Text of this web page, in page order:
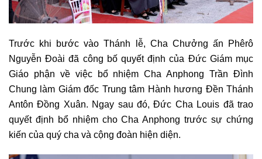
Trước khi bước vào Thánh lễ, Cha Chưởng ấn Phêrô
Nguyễn Đoài đã công bố quyết định của Đức Giám mục
Giáo phận về việc bổ nhiệm Cha Anphong Trần Đình
Chung làm Giám đốc Trung tâm Hành hương Đền Thánh
Antôn Đồng Xuân. Ngay sau đó, Đức Cha Louis đã trao
quyết định bổ nhiệm cho Cha Anphong trước sự chứng
kiến của quý cha và cộng đoàn hiện diện.